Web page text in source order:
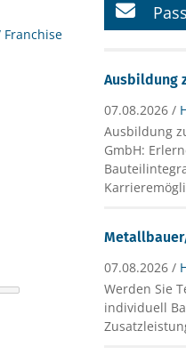
Ausbildung
07.08.2026 /
Ausbildung
GmbH:
07.08.2026 /
Werden Sie
individuell